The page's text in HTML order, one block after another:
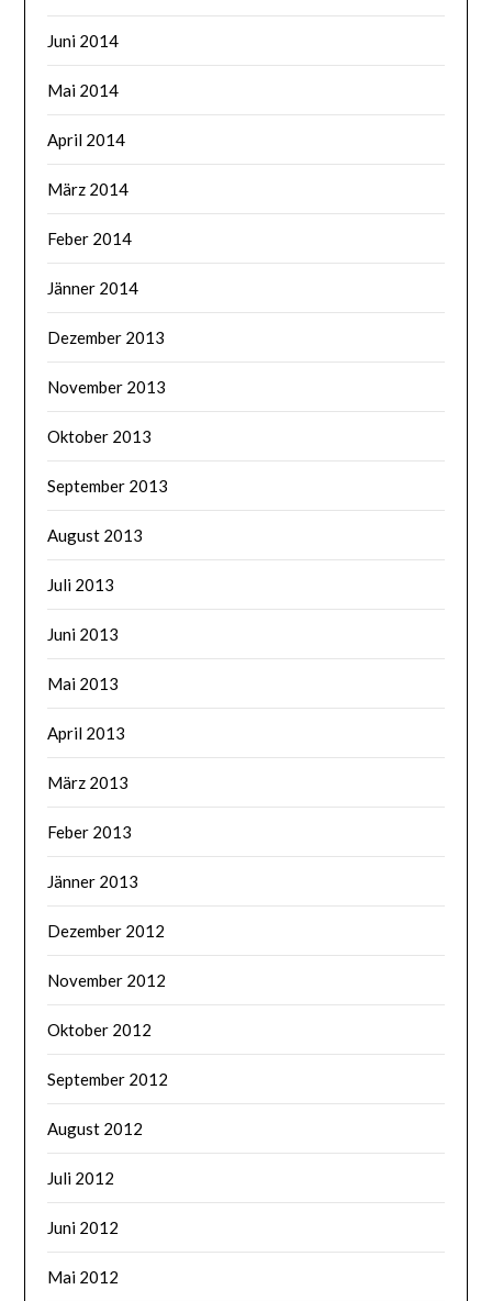
Juni 2014
Mai 2014
April 2014
März 2014
Feber 2014
Jänner 2014
Dezember 2013
November 2013
Oktober 2013
September 2013
August 2013
Juli 2013
Juni 2013
Mai 2013
April 2013
März 2013
Feber 2013
Jänner 2013
Dezember 2012
November 2012
Oktober 2012
September 2012
August 2012
Juli 2012
Juni 2012
Mai 2012